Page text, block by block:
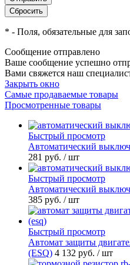
* - Поля, обязательные для
Сообщение отправлено
Ваше сообщение успешно
Вами свяжется наш
Закрыть окно
Самые продаваемые товары
Просмотренные товары
Быстрый просмотр
Автоматический
281 руб. / шт
Быстрый просмотр
Автоматический
385 руб. / шт
Быстрый просмотр
Автомат защиты
(ESQ) 4 132 руб. / шт